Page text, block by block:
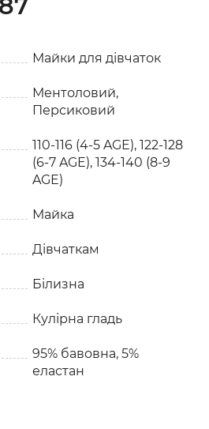
Майки для дівчаток
Ментоловий,
Персиковий
110-116 (4-5 AGE), 122-128
(6-7 AGE), 134-140 (8-9
AGE)
Майка
Дівчаткам
Білизна
Кулірна гладь
95% бавовна, 5%
еластан